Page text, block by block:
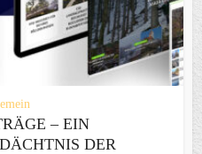
– EIN
DER